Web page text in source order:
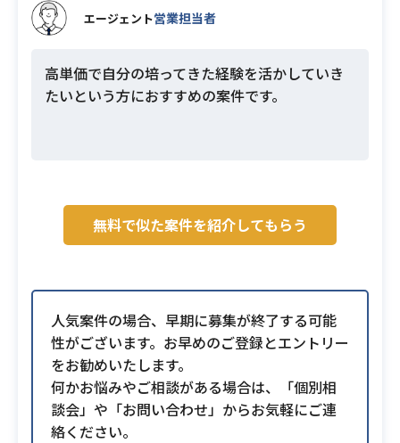
エージェント営業担当者
高単価で自分の培ってきた経験を活かしていき
たいという方におすすめの案件です。
無料で似た案件を紹介してもらう
人気案件の場合、早期に募集が終了する可能
性がございます。お早めのご登録とエントリー
をお勧めいたします。
何かお悩みやご相談がある場合は、「個別相
談会」や「お問い合わせ」からお気軽にご連
絡ください。